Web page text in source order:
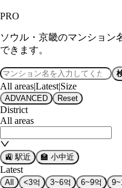
PRO
ソウル・京畿のマンション
できます。
All areas|Latest|Size
ADVANCED Reset
District
All areas
🚉駅近 🏫 小中近
Latest
All <3억 3~6억 6~9억